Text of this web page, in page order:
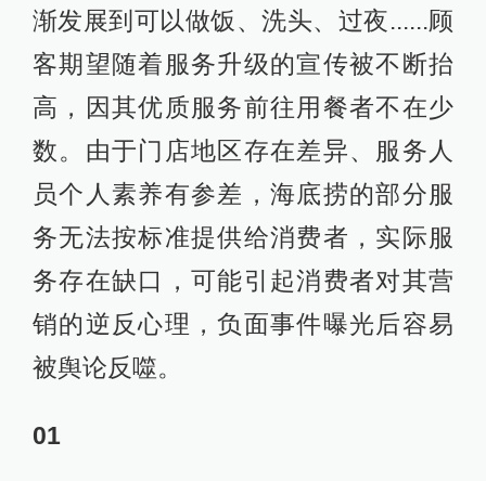
渐发展到可以做饭、洗头、过夜......顾
客期望随着服务升级的宣传被不断抬
高，因其优质服务前往用餐者不在少
数。由于门店地区存在差异、服务人
员个人素养有参差，海底捞的部分服
务无法按标准提供给消费者，实际服
务存在缺口，可能引起消费者对其营
销的逆反心理，负面事件曝光后容易
被舆论反噬。
01